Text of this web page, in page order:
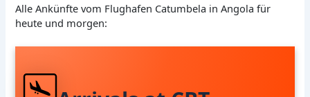
Alle Ankünfte vom Flughafen Catumbela in Angola für
heute und morgen: